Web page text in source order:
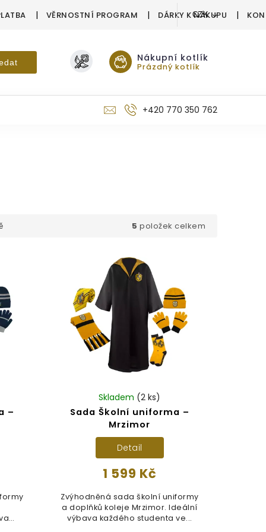
VĚRNOSTNÍ PROGRAM DÁRKY K NÁKUPU
CZK
Nákupní kotlík
Prázdný kotlík
+420 770 350 762
5 položek celkem
–
Sada Školní uniforma –
Mrzimor
Skladem (2 ks)
1 599 Kč
Detail
Zvýhodněná sada školní uniformy
a doplňků koleje Mrzimor. Ideální
výbava každého studenta ve...